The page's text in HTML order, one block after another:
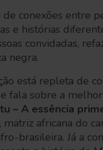
conexões entre
e histórias
convidadas,
negra.
está repleta de
fala sobre a
– A essência
africana do
brasileira. Já a